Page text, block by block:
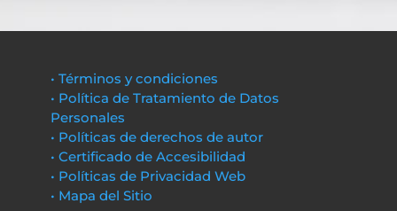
• Términos y condiciones
• Política de Tratamiento de Datos
Personales
• Políticas de derechos de autor
• Certificado de Accesibilidad
• Políticas de Privacidad Web
• Mapa del Sitio